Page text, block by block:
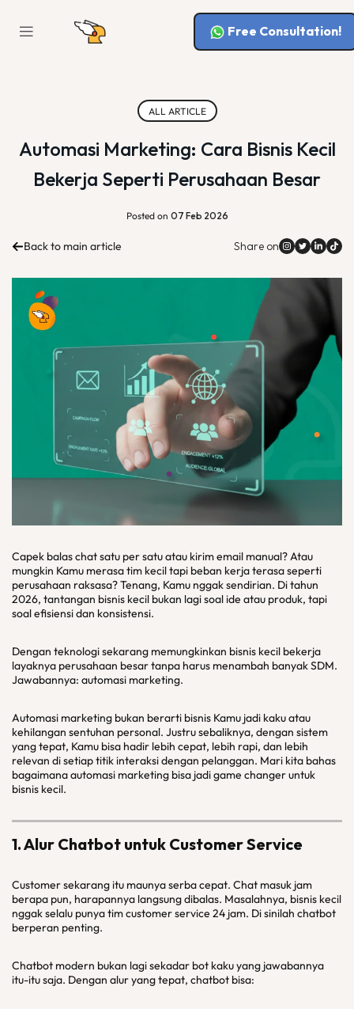
Free Consultation!
ALL ARTICLE
Automasi Marketing: Cara Bisnis Kecil
Bekerja Seperti Perusahaan Besar
Posted on 07 Feb 2026
Back to main article Share on
Capek balas chat satu per satu atau kirim email manual? Atau
mungkin Kamu merasa tim kecil tapi beban kerja terasa seperti
perusahaan raksasa? Tenang, Kamu nggak sendirian. Di tahun
2026, tantangan bisnis kecil bukan lagi soal ide atau produk, tapi
soal efisiensi dan konsistensi.
Dengan teknologi sekarang memungkinkan bisnis kecil bekerja
layaknya perusahaan besar tanpa harus menambah banyak SDM.
Jawabannya: automasi marketing.
Automasi marketing bukan berarti bisnis Kamu jadi kaku atau
kehilangan sentuhan personal. Justru sebaliknya, dengan sistem
yang tepat, Kamu bisa hadir lebih cepat, lebih rapi, dan lebih
relevan di setiap titik interaksi dengan pelanggan. Mari kita bahas
bagaimana automasi marketing bisa jadi game changer untuk
bisnis kecil.
1. Alur Chatbot untuk Customer Service
Customer sekarang itu maunya serba cepat. Chat masuk jam
berapa pun, harapannya langsung dibalas. Masalahnya, bisnis kecil
nggak selalu punya tim customer service 24 jam. Di sinilah chatbot
berperan penting.
Chatbot modern bukan lagi sekadar bot kaku yang jawabannya
itu-itu saja. Dengan alur yang tepat, chatbot bisa: